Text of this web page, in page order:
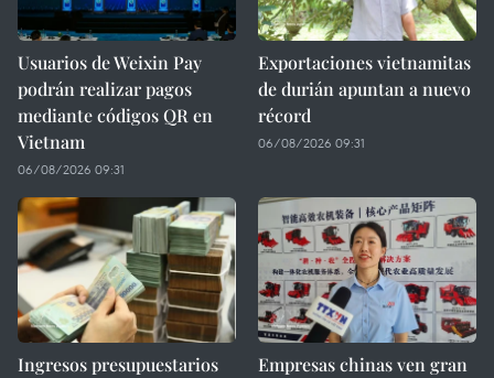
Usuarios de Weixin Pay
podrán realizar pagos
mediante códigos QR en
Vietnam
06/08/2026 09:31
Exportaciones vietnamitas
de durián apuntan a nuevo
récord
06/08/2026 09:31
Ingresos presupuestarios
Empresas chinas ven gran